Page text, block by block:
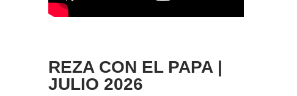
REZA CON EL PAPA |
JULIO 2026